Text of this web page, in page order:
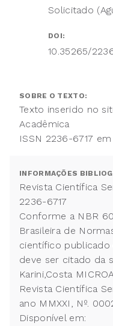
Solicitado
DOI:
10.35265/
SOBRE O TEXTO:
Texto inserido no
Acadêmica
ISSN 2236-6717 em
INFORMAÇÕES
Revista Científica
2236-6717
Conforme a NBR
Brasileira de
científico
deve ser citado da
Karini,Costa
Revista Científica
ano MMXXI, Nº.
Disponível em: